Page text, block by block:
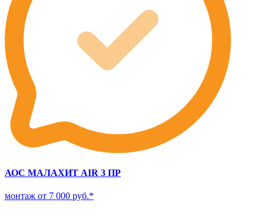
АОС МАЛАХИТ AIR 3 ПР
монтаж от 7 000 руб.*